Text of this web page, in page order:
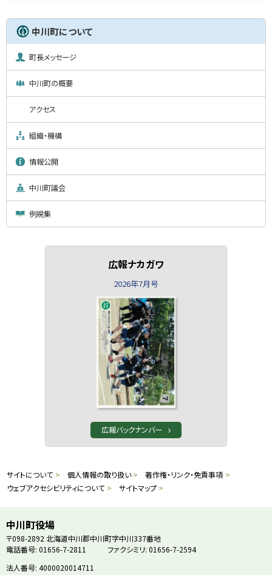
中川町について
町長メッセージ
中川町の概要
アクセス
組織・機構
情報公開
中川町議会
例規集
広報ナカガワ
2026年7月号
広報バックナンバー
文
る
メ
ニ
サ
ト
情
サイトについて 個人情報の取り扱い
著作権・リンク・免責事項
ウェブアクセシビリティについて
サイトマップ
中川町役場
〒098-2892 北海道中川郡中川町字中川337番地
電話番号: 01656-7-2811
ファクシミリ: 01656-7-2594
法人番号: 4000020014711